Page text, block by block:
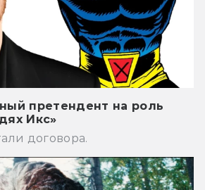
претендент на роль
Икс»
договора.